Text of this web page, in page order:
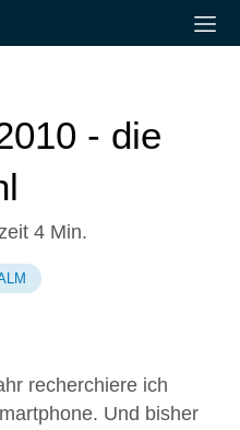
- die
4 Min.
recherchiere ich
Und bisher